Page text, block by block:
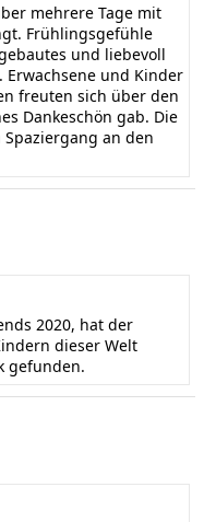
mehrere Tage mit
Frühlingsgefühle
und liebevoll
Erwachsene und Kinder
freuten sich über den
Dankeschön gab. Die
an den
2020, hat der
dieser Welt
gefunden.